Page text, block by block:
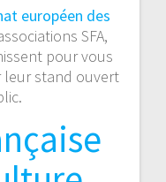
européen des
SFA,
pour vous
leur stand ouvert